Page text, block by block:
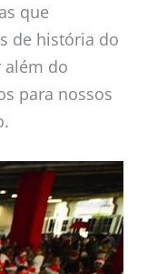
que
de história do
do
para nossos